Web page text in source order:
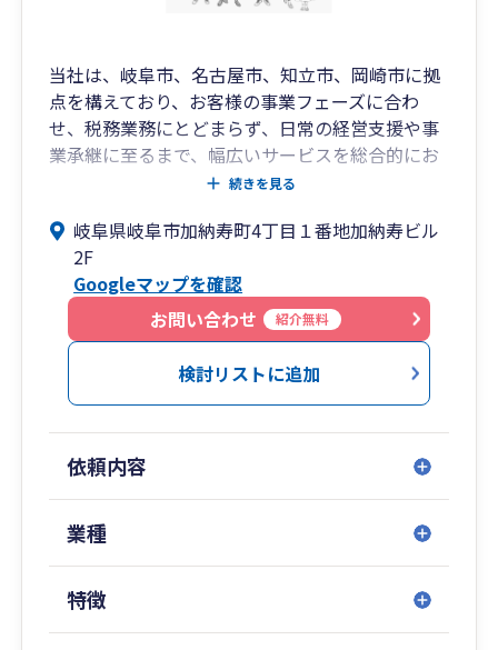
当社は、岐阜市、名古屋市、知立市、岡崎市に拠
点を構えており、お客様の事業フェーズに合わ
せ、税務業務にとどまらず、日常の経営支援や事
業承継に至るまで、幅広いサービスを総合的にお
届けしております。
組織基盤の強化を支援することで、お客様が本業
に集中できる環境を整えております。
続きを見る
岐阜県岐阜市加納寿町4丁目１番地加納寿ビル
2F
Googleマップを確認
お問い合わせ
紹介無料
検討リストに追加
依頼内容
業種
特徴